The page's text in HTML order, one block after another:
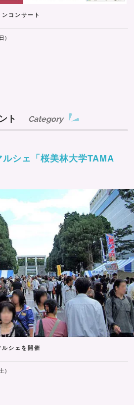
コンサート
)
ト Category
シェ「桜美林大学TAMA
シェを開催
)